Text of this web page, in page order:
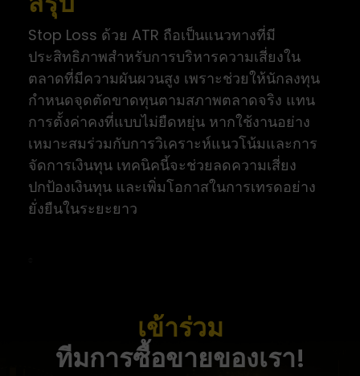
Stop Loss ด้วย ATR ถือเป็นแนวทางที่มี
ประสิทธิภาพสำหรับการบริหารความเสี่ยงใน
ตลาดที่มีความผันผวนสูง เพราะช่วยให้นักลงทุน
กำหนดจุดตัดขาดทุนตามสภาพตลาดจริง แทน
การตั้งค่าคงที่แบบไม่ยืดหยุ่น หากใช้งานอย่าง
เหมาะสมร่วมกับการวิเคราะห์แนวโน้มและการ
จัดการเงินทุน เทคนิคนี้จะช่วยลดความเสี่ยง
ปกป้องเงินทุน และเพิ่มโอกาสในการเทรดอย่าง
ยั่งยืนในระยะยาว
เข้าร่วม
ทีมการซื้อขายของเรา!